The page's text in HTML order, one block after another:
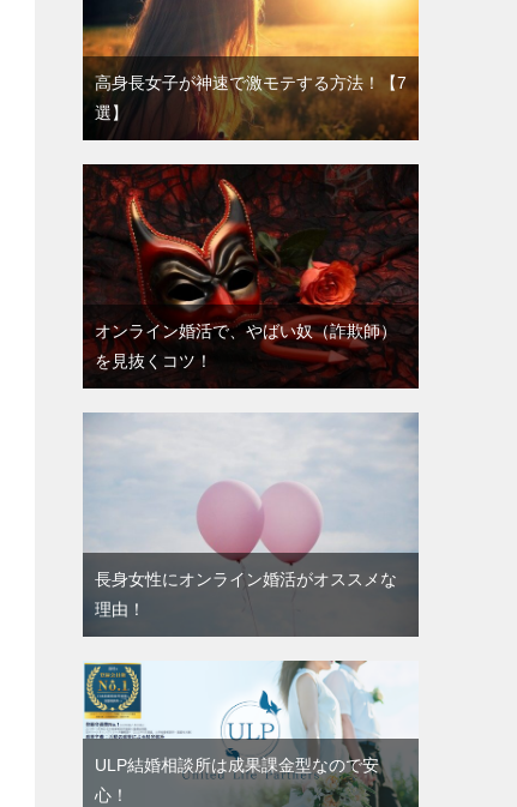
高身長女子が神速で激モテする方法！【7
選】
オンライン婚活で、やばい奴（詐欺師）
を見抜くコツ！
長身女性にオンライン婚活がオススメな
理由！
ULP結婚相談所は成果課金型なので安
心！